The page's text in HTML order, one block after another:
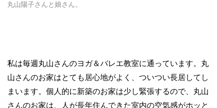
丸山陽子さんと娘さん。
私は毎週丸山さんのヨガ＆バレエ教室に通っています。丸
山さんのお家はとても居心地がよく、ついつい長居してし
まいます。個人的に新築のお家は少し緊張するので、丸山
さんのお家は、人が長年住んできた室内の空気感がホッと